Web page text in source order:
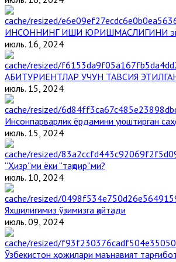
ИНСОННИНГ ИШИ ЮРИШМАСЛИГИНИ
июль. 16, 2024
АБИТУРИЕНТЛАР УЧУН ТАВСИЯ
июль. 15, 2024
Инсонпарварлик ёрдамини уюштирган
июль. 15, 2024
“Ҳизр”ми ёки “тақдир”ми?
июль. 10, 2024
Яхшилигимиз ўзимизга қайтади
июль. 09, 2024
Ўзбекистон ҳожилари маънавият